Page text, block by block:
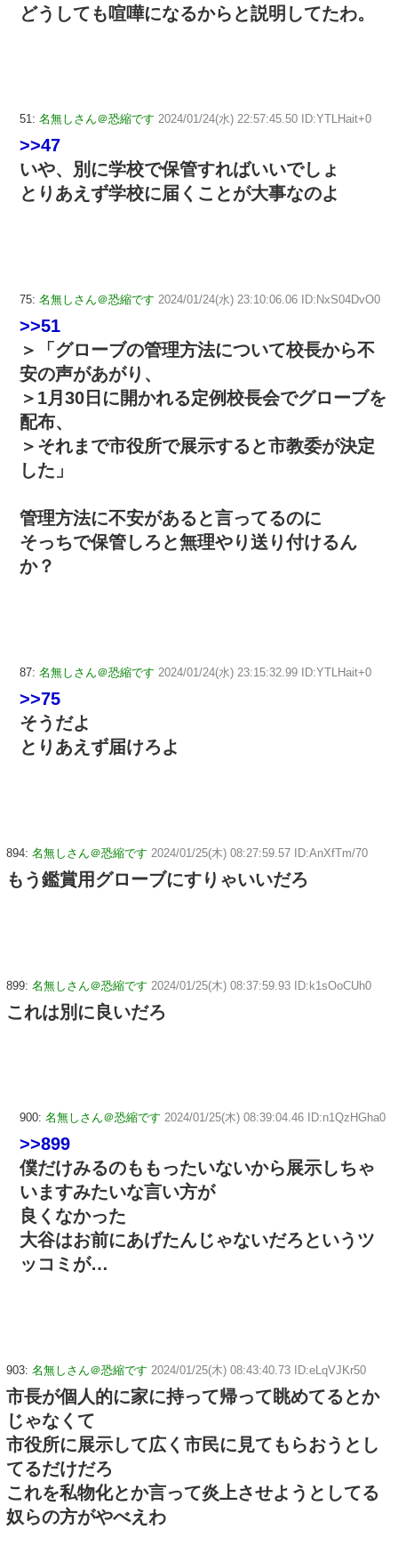
どうしても喧嘩になるからと説明してたわ。
51: 名無しさん＠恐縮です 2024/01/24(水) 22:57:45.50 ID:YTLHait+0
>>47
いや、別に学校で保管すればいいでしょ
とりあえず学校に届くことが大事なのよ
75: 名無しさん＠恐縮です 2024/01/24(水) 23:10:06.06 ID:NxS04DvO0
>>51
＞「グローブの管理方法について校長から不
安の声があがり、
＞1月30日に開かれる定例校長会でグローブを
配布、
＞それまで市役所で展示すると市教委が決定
した」
管理方法に不安があると言ってるのに
そっちで保管しろと無理やり送り付けるん
か？
87: 名無しさん＠恐縮です 2024/01/24(水) 23:15:32.99 ID:YTLHait+0
>>75
そうだよ
とりあえず届けろよ
894: 名無しさん＠恐縮です 2024/01/25(木) 08:27:59.57 ID:AnXfTm/70
もう鑑賞用グローブにすりゃいいだろ
899: 名無しさん＠恐縮です 2024/01/25(木) 08:37:59.93 ID:k1sOoCUh0
これは別に良いだろ
900: 名無しさん＠恐縮です 2024/01/25(木) 08:39:04.46 ID:n1QzHGha0
>>899
僕だけみるのももったいないから展示しちゃ
いますみたいな言い方が
良くなかった
大谷はお前にあげたんじゃないだろというツ
ッコミが…
903: 名無しさん＠恐縮です 2024/01/25(木) 08:43:40.73 ID:eLqVJKr50
市長が個人的に家に持って帰って眺めてるとか
じゃなくて
市役所に展示して広く市民に見てもらおうとし
てるだけだろ
これを私物化とか言って炎上させようとしてる
奴らの方がやべえわ